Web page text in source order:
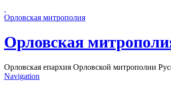
Орловская митрополия
Орловская
Орловская епархия Орловской митрополии
Navigation